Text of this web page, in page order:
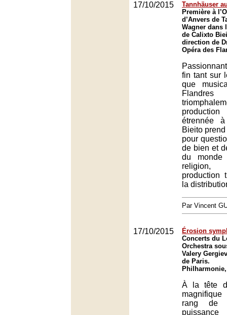
17/10/2015
Tannhäuser
Première à
d’Anvers de
Wagner dans
de Calixto
direction de
Opéra des
fin tant sur
que
production
étrennée
Bieito
pour
de bien et
du
production
la
Par Vincent
17/10/2015
Érosion
Concerts du
Orchestra
Valery
de Paris.
À la tête
rang de